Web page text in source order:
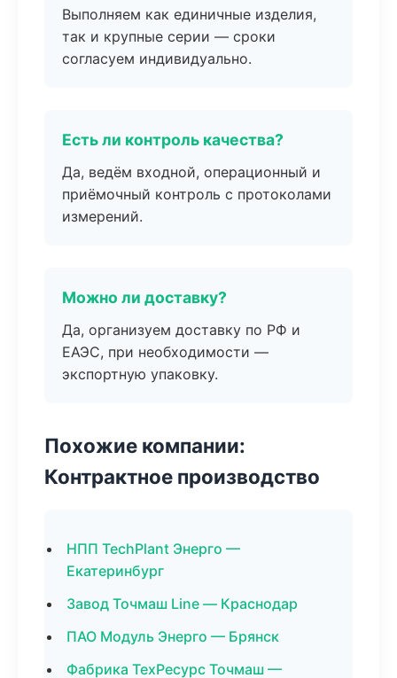
Выполняем как единичные изделия,
так и крупные серии — сроки
согласуем индивидуально.
Есть ли контроль качества?
Да, ведём входной, операционный и
приёмочный контроль с протоколами
измерений.
Можно ли доставку?
Да, организуем доставку по РФ и
ЕАЭС, при необходимости —
экспортную упаковку.
Похожие компании:
Контрактное производство
НПП TechPlant Энерго —
Екатеринбург
Завод Точмаш Line — Краснодар
ПАО Модуль Энерго — Брянск
Фабрика ТехРесурс Точмаш —